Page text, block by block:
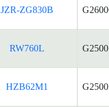
JZR-ZG830B
RW760L
HZB62M1